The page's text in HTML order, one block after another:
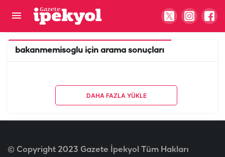
bakanmemisoglu için arama sonuçları
DAHA FAZLA YÜKLE
© Copyright 2023 Gazete İpekyol Tüm Hakları